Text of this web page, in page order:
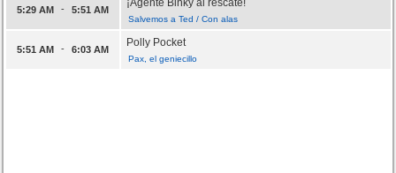
5:29 AM - 5:51 AM
Salvemos a Ted / Con alas
5:51 AM - 6:03 AM
Polly Pocket
Pax, el geniecillo